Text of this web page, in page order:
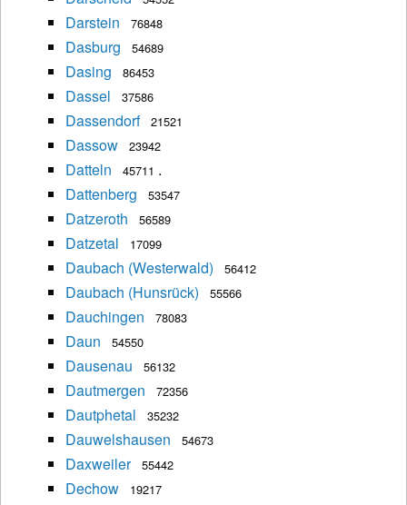
Darstein 76848
Dasburg 54689
Dasing 86453
Dassel 37586
Dassendorf 21521
Dassow 23942
Datteln 45711 .
Dattenberg
53547
Datzeroth 56589
Datzetal 17099
Daubach (Westerwald) 56412
Daubach (Hunsrück) 55566
Dauchingen 78083
Daun 54550
Dausenau 56132
Dautmergen 72356
Dautphetal 35232
Dauwelshausen 54673
Daxweiler 55442
Dechow 19217